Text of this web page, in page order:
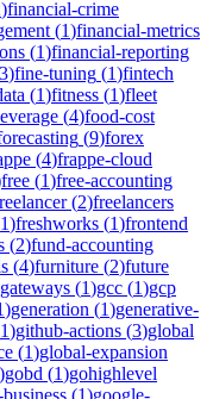
)financial-crime
(1)financial-metrics
(1)financial-reporting
3)fine-tuning (1)fintech
(1)fitness (1)fleet
(4)food-cost
(9)forex
(4)frappe-cloud
free (1)free-accounting
(2)freelancers
1)freshworks (1)frontend
(2)fund-accounting
(4)furniture (2)future
gateways (1)gcc (1)gcp
)generation (1)generative-
1)github-actions (3)global
(1)global-expansion
)gobd (1)gohighlevel
(1)google-